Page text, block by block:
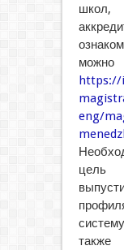
школ,
https://
eng/
цель